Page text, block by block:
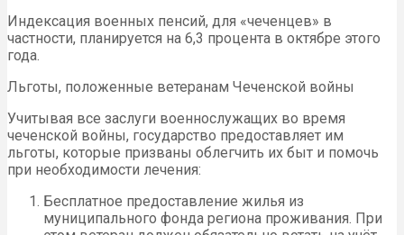
Индексация военных пенсий, для «чеченцев» в
частности, планируется на 6,3 процента в октябре этого
года.
Льготы, положенные ветеранам Чеченской войны
Учитывая все заслуги военнослужащих во время
чеченской войны, государство предоставляет им
льготы, которые призваны облегчить их быт и помочь
при необходимости лечения:
Бесплатное предоставление жилья из
муниципального фонда региона проживания. При